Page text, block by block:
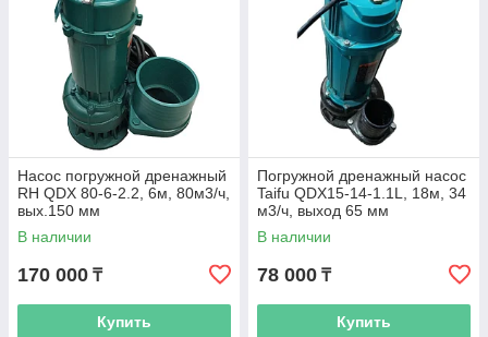
Насос погружной дренажный
RH QDX 80-6-2.2, 6м, 80м3/ч,
вых.150 мм
В наличии
170 000 ₸
Купить
Погружной дренажный насос
Taifu QDX15-14-1.1L, 18м, 34
м3/ч, выход 65 мм
В наличии
78 000 ₸
Купить